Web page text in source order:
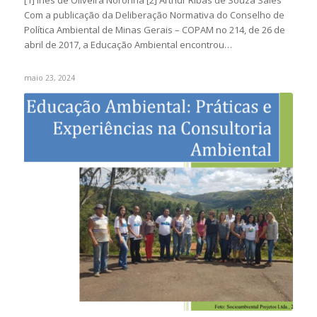
Com a publicação da Deliberação Normativa do Conselho de
Política Ambiental de Minas Gerais – COPAM no 214, de 26 de
abril de 2017, a Educação Ambiental encontrou…
maio 23, 2024